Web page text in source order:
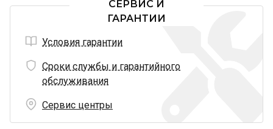
СЕРВИС И
ГАРАНТИИ
Условия гарантии
Сроки службы и гарантийного
обслуживания
Сервис центры